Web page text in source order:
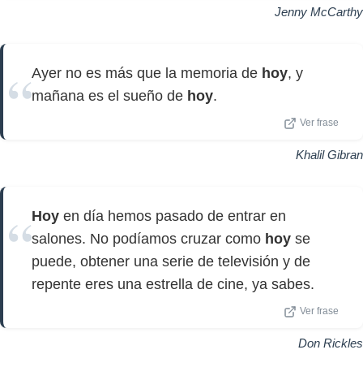
Jenny McCarthy
Ayer no es más que la memoria de hoy, y
mañana es el sueño de hoy.
Ver frase
Khalil Gibran
Hoy en día hemos pasado de entrar en
salones. No podíamos cruzar como hoy se
puede, obtener una serie de televisión y de
repente eres una estrella de cine, ya sabes.
Ver frase
Don Rickles